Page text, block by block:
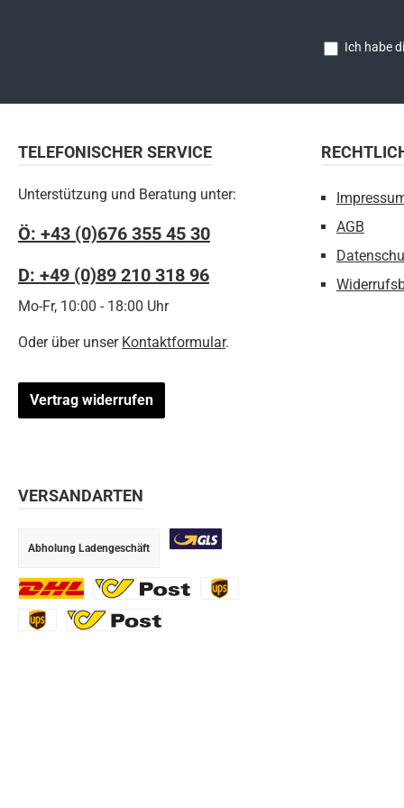
Ich habe
TELEFONISCHER SERVICE
Unterstützung und Beratung unter:
Ö: +43 (0)676 355 45 30
D: +49 (0)89 210 318 96
Mo-Fr, 10:00 - 18:00 Uhr
Oder über unser Kontaktformular.
Vertrag widerrufen
AGB
VERSANDARTEN
Abholung Ladengeschäft
DHL Ö-Post